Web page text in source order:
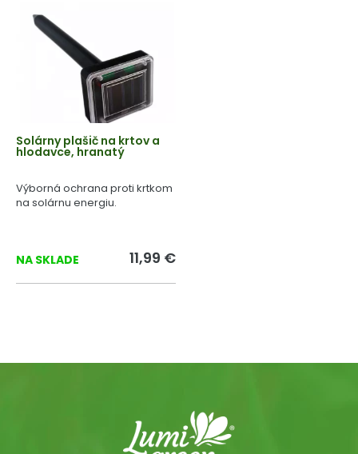
Solárny plašič na krtov a
hlodavce, hranatý
Výborná ochrana proti krtkom
na solárnu energiu.
NA SKLADE 11,99 €